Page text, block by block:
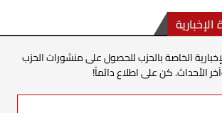
الخاصة بالحزب للحصول على منشورات الحزب
الأحداث. كن على اطلاع دائماً!